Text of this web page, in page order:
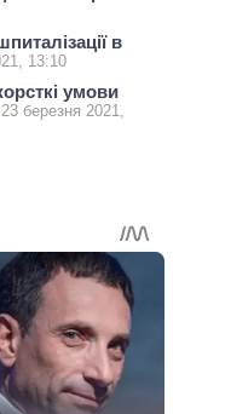
в
13:10
умови
23 березня 2021,